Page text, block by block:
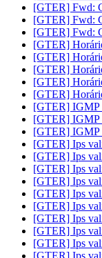
[GTER] Fwd:
[GTER] Fwd:
[GTER] Fwd:
[GTER]
[GTER]
[GTER]
[GTER]
[GTER]
[GTER] IGMP
[GTER] IGMP
[GTER] IGMP
[GTER] Ips
[GTER] Ips
[GTER] Ips
[GTER] Ips
[GTER] Ips
[GTER] Ips
[GTER] Ips
[GTER] Ips
[GTER] Ips